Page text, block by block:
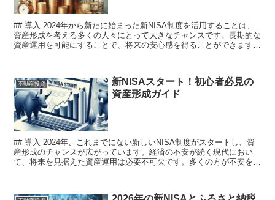
## 導入 2024年から新たに始まった新NISA制度を活用することは、
資産形成を考える多くの人々にとって大きなチャンスです。長期的な
資産運用を可能にすることで、将来の安心感を得ることができます
不動産投資
新NISAスタート！初心者必見の
資産形成ガイド
## 導入 2024年、これまでにない新しいNISA制度がスタートし、資
産形成のチャンスが広がっています。経済の不安が続く現代におい
て、将来を見据えた資産運用は必要不可欠です。多くの方が不安を抱